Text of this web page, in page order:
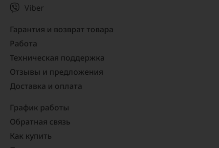
Viber
Гарантия и возврат товара
Работа
Техническая поддержка
Отзывы и предложения
Доставка и оплата
График работы
Обратная связь
Как купить